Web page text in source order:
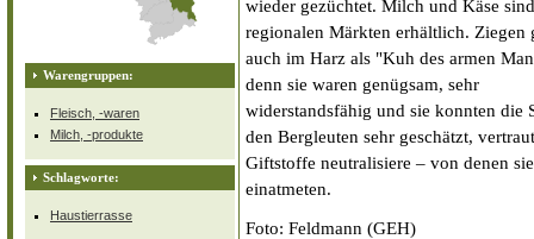
Warengruppen:
Fleisch, -waren
Milch, -produkte
Schlagworte:
Haustierrasse
wieder gezüchtet. Milch und Käse
regionalen Märkten erhältlich. Ziegen
auch im Harz als "Kuh des armen
denn sie waren genügsam, sehr
widerstandsfähig und sie konnten die
den Bergleuten sehr geschätzt,
Giftstoffe neutralisiere – von denen
einatmeten.
Foto: Feldmann (GEH)